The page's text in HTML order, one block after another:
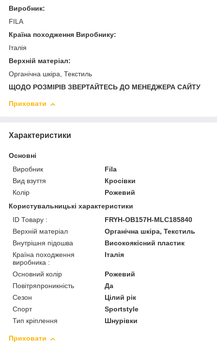
Виробник:
FILA
Країна походження Виробнику:
Італія
Верхній матеріал:
Органічна шкіра, Текстиль
ЩОДО РОЗМІРІВ ЗВЕРТАЙТЕСЬ ДО МЕНЕДЖЕРА САЙТУ
Приховати
Характеристики
Основні
Виробник
Fila
Вид взуття
Кросівки
Колір
Рожевий
Користувальницькі характеристики
ID Товару :
FRYH-OB157H-MLC185840
Верхній матеріал
Органічна шкіра, Текстиль
Внутрішня підошва
Високоякісний пластик
Країна походження
виробника :
Італія
Основний колір
Рожевий
Повітряпроникність
Да
Сезон
Цілий рік
Спорт
Sportstyle
Тип кріплення
Шнурівки
Приховати